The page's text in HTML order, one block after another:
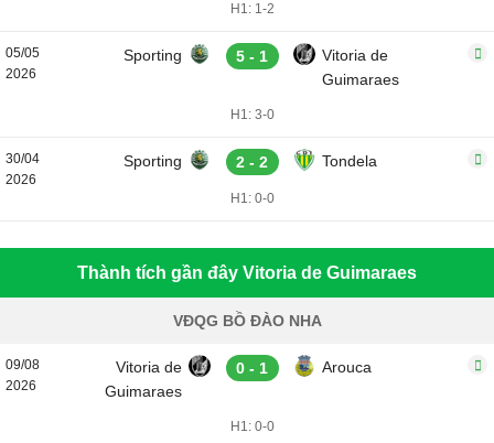
H1: 1-2
05/05
2026
Sporting 5 - 1
Vitoria de
Guimaraes
H1: 3-0
30/04
2026
Sporting 2 - 2 Tondela
H1: 0-0
Thành tích gần đây Vitoria de Guimaraes
VĐQG BỒ ĐÀO NHA
09/08
2026
Vitoria de
Guimaraes
0 - 1 Arouca
H1: 0-0